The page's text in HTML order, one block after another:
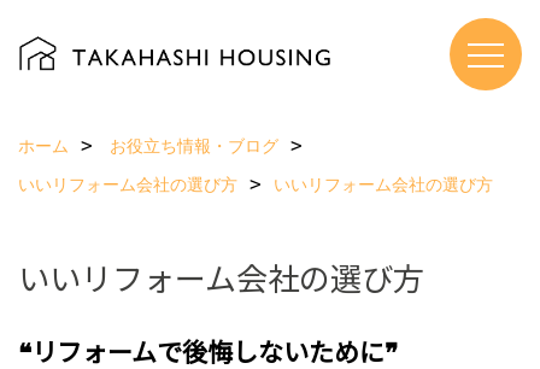
ホーム
お役立ち情報・ブログ
いいリフォーム会社の選び方
いいリフォーム会社の選び方
いいリフォーム会社の選び方
❝リフォームで後悔しないために❞